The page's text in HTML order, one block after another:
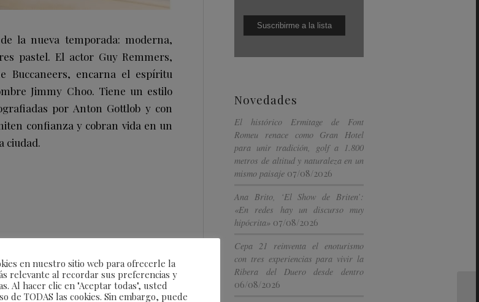
la nueva temporada: moderna,
pastel. El actor Guy Remmers,
Buccaneers, encarna el espíritu
Jimmy Choo. Tiene un estilo
por Anton Gottlob y con
confianza y cobran vida en un
ciudad.
Novedades
El histórico Ermitage de Font
Romeu renace como Gran Hotel
para unir tradición, golf a 1.800
metros de altitud y naturaleza en un
mismo paisaje 07/08/2026
Ana Brito, ‘El Show de Briten’:
«En redes hay un discurso muy
hipócrita» 07/08/2026
Cepa 21 reinventa el enoturismo
con tres experiencias para vivir la
Ribera del Duero desde dentro
06/08/2026
en nuestro sitio web para ofrecerle la
relevante al recordar sus preferencias y
Al hacer clic en "Aceptar todas", usted
de TODAS las cookies. Sin embargo, puede